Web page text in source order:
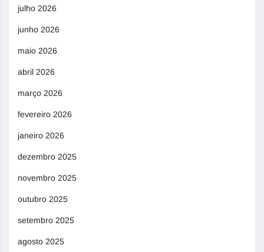
julho 2026
junho 2026
maio 2026
abril 2026
março 2026
fevereiro 2026
janeiro 2026
dezembro 2025
novembro 2025
outubro 2025
setembro 2025
agosto 2025